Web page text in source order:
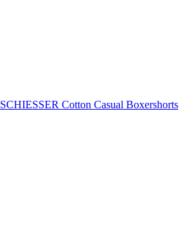
SCHIESSER Cotton Casual Boxershorts